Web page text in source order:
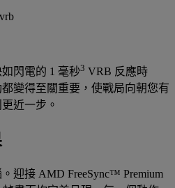
閃電的 1 毫秒3 VRB 反應時
變得至關重要，使戰局向朝您有
近一步。
迎接 AMD FreeSync™ Premium